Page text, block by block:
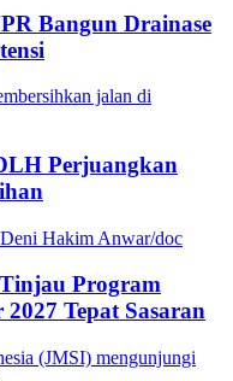
Bangun Drainase
Perjuangkan
Program
Tepat Sasaran